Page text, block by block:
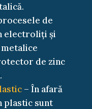
de
electroliți și
de zinc
– În afară
plastic sunt